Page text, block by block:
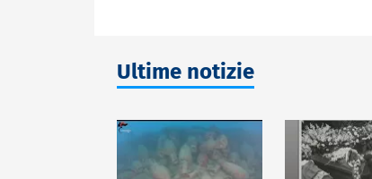
Ultime notizie